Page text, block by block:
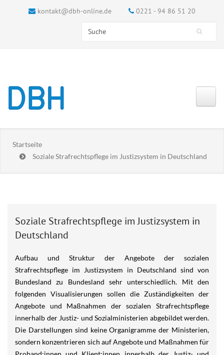
kontakt@dbh-online.de 0221 - 94 86 51 20
Suchformular
Search this site
Startseite
Soziale Strafrechtspflege im Justizsystem in Deutschland
Soziale Strafrechtspflege im Justizsystem in
Deutschland
Aufbau und Struktur der Angebote der sozialen
Strafrechtspflege im Justizsystem in Deutschland sind von
Bundesland zu Bundesland sehr unterschiedlich. Mit den
folgenden Visualisierungen sollen die Zuständigkeiten der
Angebote und Maßnahmen der sozialen Strafrechtspflege
innerhalb der Justiz- und Sozialministerien abgebildet werden.
Die Darstellungen sind keine Organigramme der Ministerien,
sondern konzentrieren sich auf Angebote und Maßnahmen für